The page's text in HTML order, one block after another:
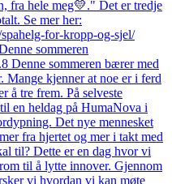
sommeren